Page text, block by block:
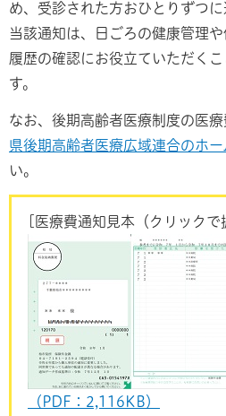
め、受診された方おひとりずつに
当該通知は、日ごろの健康管理
履歴の確認にお役立ていただく
す。
なお、後期高齢者医療制度の医療
県後期高齢者医療広域連合のホー
い。
[医療費通知見本（クリックで
（PDF：2,116KB）